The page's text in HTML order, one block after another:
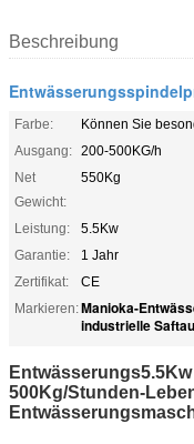
Beschreibung
Farbe:
Können Sie
Ausgang: 200-500KG/h
Net
Gewicht:
550Kg
Leistung:
5.5Kw
Garantie:
1 Jahr
Zertifikat:
CE
Markieren:Manioka-
industrielle
500Kg/Stunden-